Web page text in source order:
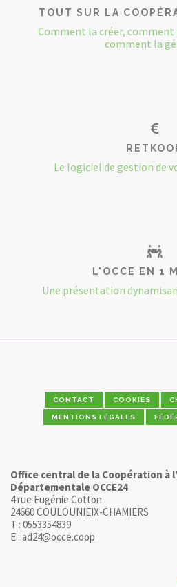
TOUT SUR LA
Comment la créer,
comment la
Le logiciel de gestion de
L'OCCE EN 1
Une présentation
CONTACT COOKIES
MENTIONS LÉGALES
Office central de la Coopération à
Départementale OCCE24
4 rue Eugénie Cotton
24660 COULOUNIEIX-CHAMIERS
T : 0553354839
E : ad24@occe.coop